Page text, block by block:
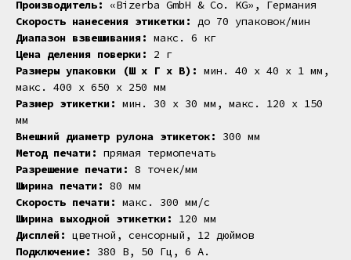
Производитель: «Bizerba GmbH & Co. KG», Германия
Скорость нанесения этикетки: до 70 упаковок/мин
Диапазон взвешивания: макс. 6 кг
Цена деления поверки: 2 г
Размеры упаковки (Ш x Г x В): мин. 40 x 40 x 1 мм,
макс. 400 x 650 x 250 мм
Размер этикетки: мин. 30 x 30 мм, макс. 120 x 150
мм
Внешний диаметр рулона этикеток: 300 мм
Метод печати: прямая термопечать
Разрешение печати: 8 точек/мм
Ширина печати: 80 мм
Скорость печати: макс. 300 мм/с
Ширина выходной этикетки: 120 мм
Дисплей: цветной, сенсорный, 12 дюймов
Подключение: 380 В, 50 Гц, 6 А.